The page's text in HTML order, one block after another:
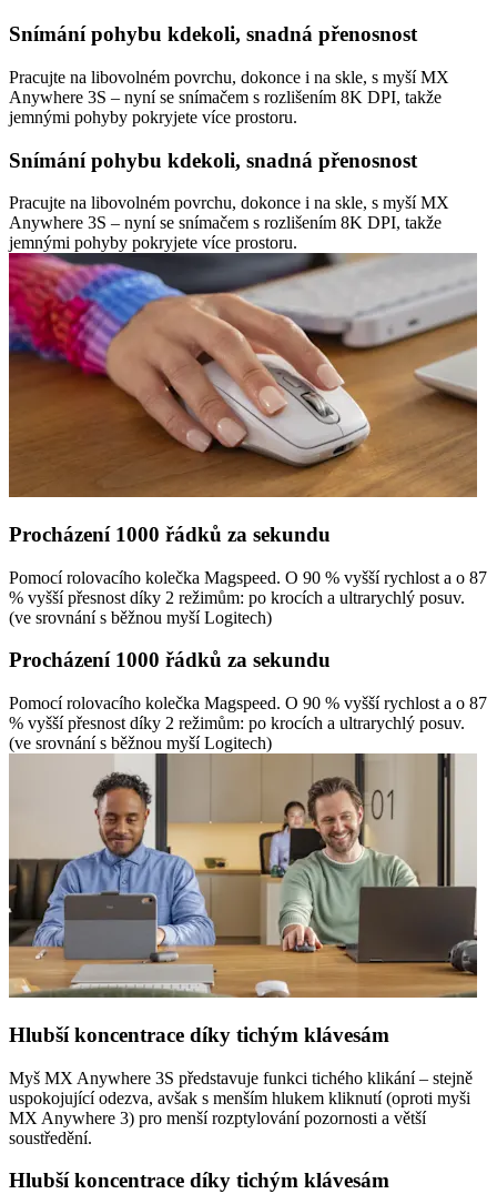
Snímání pohybu kdekoli, snadná přenosnost
Pracujte na libovolném povrchu, dokonce i na skle, s myší MX
Anywhere 3S – nyní se snímačem s rozlišením 8K DPI, takže
jemnými pohyby pokryjete více prostoru.
Snímání pohybu kdekoli, snadná přenosnost
Pracujte na libovolném povrchu, dokonce i na skle, s myší MX
Anywhere 3S – nyní se snímačem s rozlišením 8K DPI, takže
jemnými pohyby pokryjete více prostoru.
Procházení 1000 řádků za sekundu
Pomocí rolovacího kolečka Magspeed. O 90 % vyšší rychlost a o 87
% vyšší přesnost díky 2 režimům: po krocích a ultrarychlý posuv.
(ve srovnání s běžnou myší Logitech)
Procházení 1000 řádků za sekundu
Pomocí rolovacího kolečka Magspeed. O 90 % vyšší rychlost a o 87
% vyšší přesnost díky 2 režimům: po krocích a ultrarychlý posuv.
(ve srovnání s běžnou myší Logitech)
Hlubší koncentrace díky tichým klávesám
Myš MX Anywhere 3S představuje funkci tichého klikání – stejně
uspokojující odezva, avšak s menším hlukem kliknutí (oproti myši
MX Anywhere 3) pro menší rozptylování pozornosti a větší
soustředění.
Hlubší koncentrace díky tichým klávesám